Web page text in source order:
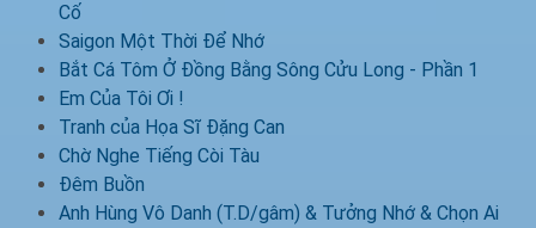
Cố
Saigon Một Thời Để Nhớ
Bắt Cá Tôm Ở Đồng Bằng Sông Cửu Long - Phần 1
Em Của Tôi Ơi !
Tranh của Họa Sĩ Đặng Can
Chờ Nghe Tiếng Còi Tàu
Đêm Buồn
Anh Hùng Vô Danh (T.D/gâm) & Tưởng Nhớ & Chọn Ai